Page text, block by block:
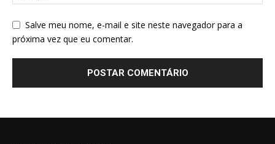
Salve meu nome, e-mail e site neste navegador para a
próxima vez que eu comentar.